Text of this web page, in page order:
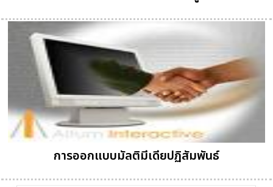
การออกแบบมัลติมีเดียปฏิสัมพันธ์